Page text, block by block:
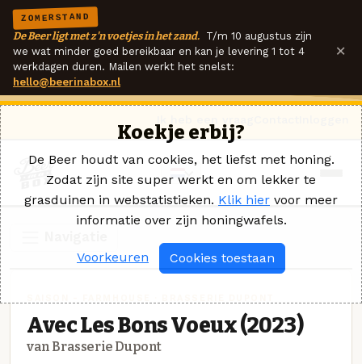
ZOMERSTAND
De Beer ligt met z'n voetjes in het zand. T/m 10 augustus zijn
we wat minder goed bereikbaar en kan je levering 1 tot 4
werkdagen duren. Mailen werkt het snelst:
hello@beerinabox.nl
×
Avec Les Bons Voeux (2023)
van Brasserie Dupont
Koekje erbij?
De Beer houdt van cookies, het liefst met honing.
Zodat zijn site super werkt en om lekker te
grasduinen in webstatistieken. Klik hier voor meer
informatie over zijn honingwafels.
Voorkeuren Cookies toestaan